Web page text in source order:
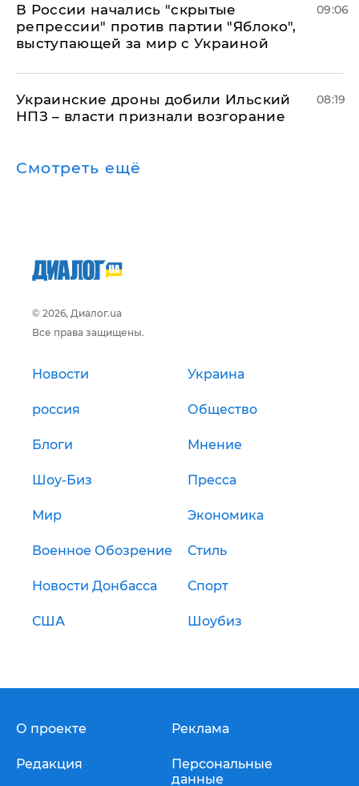
В России начались "скрытые
репрессии" против партии "Яблоко",
выступающей за мир с Украиной
09:06
Украинские дроны добили Ильский
НПЗ – власти признали возгорание
08:19
Смотреть ещё
© 2026, Диалог.ua
Все права защищены.
Новости Украина
россия Общество
Блоги Мнение
Шоу-Биз Пресса
Мир Экономика
Военное Обозрение Стиль
Новости Донбасса Спорт
США Шоубиз
О проекте
Редакция
Реклама
Персональные
данные